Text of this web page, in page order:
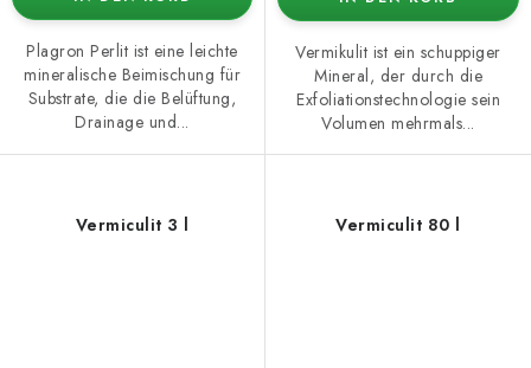
Plagron Perlit ist eine leichte
mineralische Beimischung für
Substrate, die die Belüftung,
Drainage und...
Vermikulit ist ein schuppiger
Mineral, der durch die
Exfoliationstechnologie sein
Volumen mehrmals...
Vermiculit 3 l Vermiculit 80 l